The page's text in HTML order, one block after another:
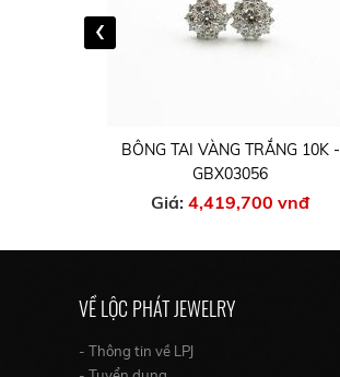
BÔNG TAI VÀNG TRẮNG 10K -
GBX03056
Giá:4,419,700 vnđ
‹
VỀ LỘC PHÁT JEWELRY
- Thông tin về LPJ